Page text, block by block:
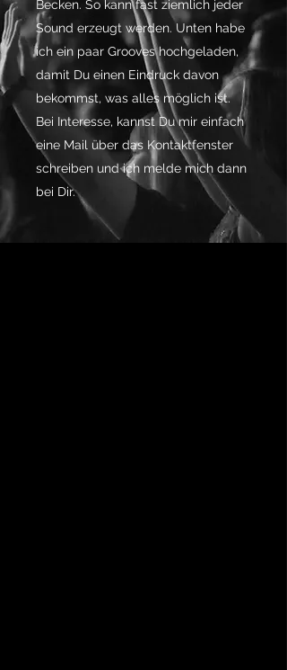
Becken. So kann fast ziemlich jeder
Sound erzeugt werden. Unten habe
ich ein paar Grooves hochgeladen,
damit Du einen Eindruck davon
bekommst, was alles möglich ist.
Bei Interesse, kannst Du mir einfach
eine Mail über das Kontaktfenster
schreiben und ich melde mich dann
bei Dir.